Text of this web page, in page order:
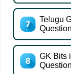
Telugu
GK Bits